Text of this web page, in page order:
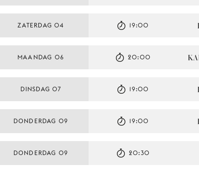
ZATERDAG 04 19:00
MAANDAG 06 20:00
DINSDAG 07 19:00
DONDERDAG 09 19:00
DONDERDAG 09 20:30